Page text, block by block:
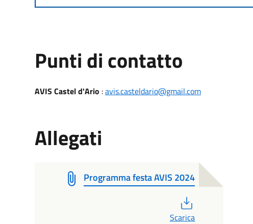
Punti di contatto
AVIS Castel d'Ario :avis.casteldario@gmail.com
Allegati
Programma festa AVIS 2024
Scarica